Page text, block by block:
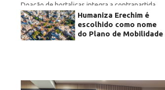
Doação de hortaliças integra a contrapartida
prevista no programa e reforça o impacto social
dos investimentos na permanência da juventude
no meio rural
Humaniza Erechim é
escolhido como nome
do Plano de Mobilidade